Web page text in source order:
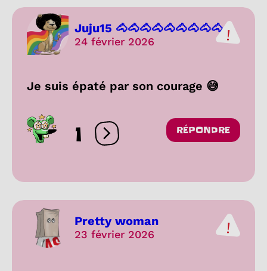
Juju15 🐴🐴🐴🐴🐴🐴🐴🐴🐴...
24 février 2026
Je suis épaté par son courage 😅
1 Ouvrir les réactions
RÉPONDRE
Pretty woman
23 février 2026